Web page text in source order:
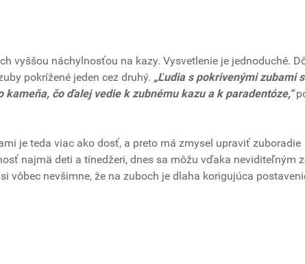
vyššou náchylnosťou na kazy. Vysvetlenie je jednoduché.
pokrížené jeden cez druhý. „Ľudia s pokrivenými zubami
čo ďalej vedie k zubnému kazu a k paradentóze,“
je teda viac ako dosť, a preto má zmysel upraviť zuboradie
najmä deti a tínedžeri, dnes sa môžu vďaka neviditeľným
vôbec nevšimne, že na zuboch je dlaha korigujúca